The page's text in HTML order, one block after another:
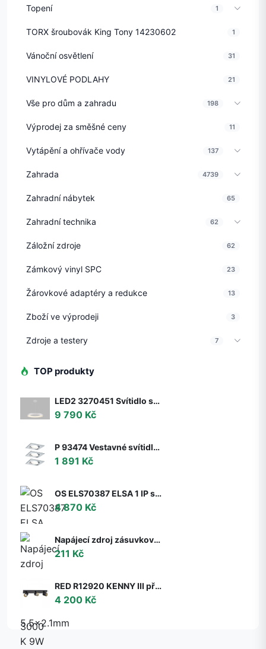
Topení 1
TORX šroubovák King Tony 14230602 1
Vánoční osvětlení 31
VINYLOVÉ PODLAHY 21
Vše pro dům a zahradu 198
Výprodej za směšné ceny 11
Vytápění a ohřívače vody 137
Zahrada 4739
Zahradní nábytek 65
Zahradní technika 62
Záložní zdroje 62
Zámkový vinyl SPC 23
Žárovkové adaptéry a redukce 13
Zboží ve výprodeji 3
Zdroje a testery 7
TOP produkty
LED2 3270451 Svítidlo stropní závěsné LED2 BELLA 60 P-Z, W 50W 2CCT 3000K/4000K - ON/OFF - nestmívatelné - LED2 Lighting
9 790 Kč
P 93474 Vestavné svítidlo LED Nova hranaté 3x6,5W GU10 hliník broušený nastavitelné 3-krokové-stmívatelné - PAULMANN
1 891 Kč
OS ELS70387 ELSA 1 IP stropní/nástěnné skleněné svítidlo bílá IP65 3000 K 9W LED DALI (původní kód OS 70387) - OSMONT
4 870 Kč
Napájecí zdroj zásuvkový 6V, 2A, 5.5x2.1mm
211 Kč
RED R12920 KENNY III přisazená černá/zlatá 230V GU10 3x35W - RED - DESIGN RENDL
4 200 Kč